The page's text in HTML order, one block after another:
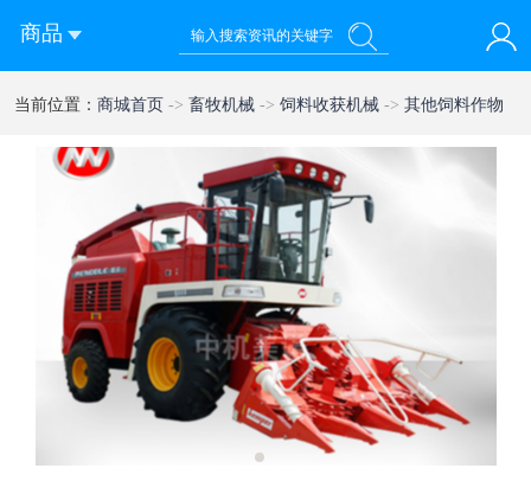
商品
您好！欢迎来到西部农机网
当前位置： 商城首页 -> 畜牧机械 -> 饲料收获机械 -> 其他饲料作物
收获机械